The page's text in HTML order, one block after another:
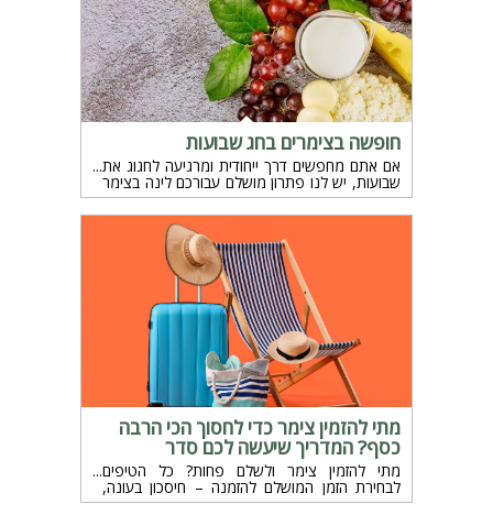
חופשה בצימרים בחג שבועות
אם אתם מחפשים דרך ייחודית ומרגיעה לחגוג את
שבועות, יש לנו פתרון מושלם עבורכם לינה בצימר
מפנק.
מתי להזמין צימר כדי לחסוך הכי הרבה
כסף? המדריך שיעשה לכם סדר
מתי להזמין צימר ולשלם פחות? כל הטיפים
לבחירת הזמן המושלם להזמנה – חיסכון בעונה,
באמצע שבוע או ברגע האחרון.